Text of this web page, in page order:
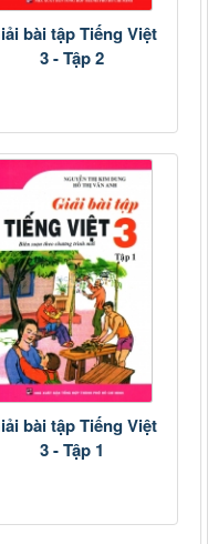
bài tập Tiếng Việt
3 - Tập 2
bài tập Tiếng Việt
3 - Tập 1